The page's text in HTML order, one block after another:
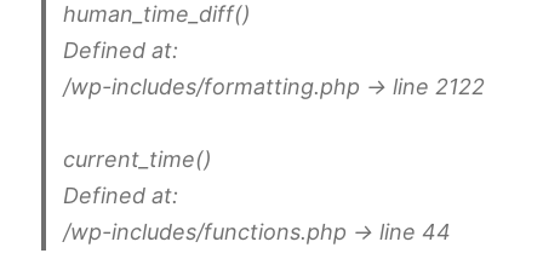
human_time_diff()
Defined at:
/wp-includes/formatting.php -> line 2122
current_time()
Defined at:
/wp-includes/functions.php -> line 44